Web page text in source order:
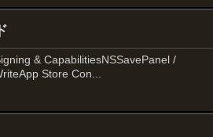
& CapabilitiesNSSavePanel /
Store Con...